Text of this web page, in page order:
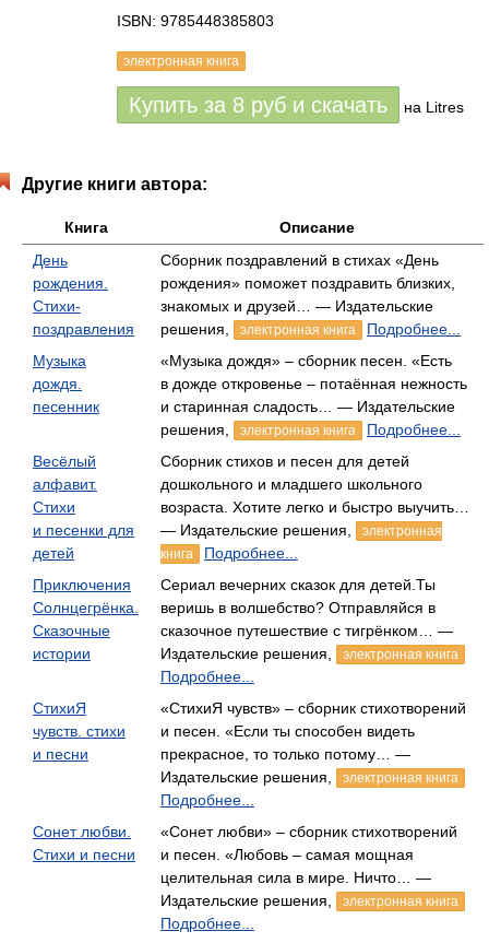
ISBN: 9785448385803
электронная книга
Купить за 8 руб и скачать на Litres
Другие книги автора:
Книга
Описание
День
рождения.
Стихи-
поздравления
Сборник поздравлений в стихах «День
рождения» поможет поздравить близких,
знакомых и друзей… — Издательские
решения,
электронная книга
Подробнее...
Музыка
дождя.
песенник
«Музыка дождя» – сборник песен. «Есть
в дожде откровенье – потаённая нежность
и старинная сладость… — Издательские
решения,
электронная книга
Подробнее...
Весёлый
алфавит.
Стихи
и песенки для
детей
Сборник стихов и песен для детей
дошкольного и младшего школьного
возраста. Хотите легко и быстро выучить…
— Издательские решения,
электронная
книга
Подробнее...
Приключения
Солнцегрёнка.
Сказочные
истории
Сериал вечерних сказок для детей.Ты
веришь в волшебство? Отправляйся в
сказочное путешествие с тигрёнком… —
Издательские решения,
электронная книга
Подробнее...
СтихиЯ
чувств. стихи
и песни
«СтихиЯ чувств» – сборник стихотворений
и песен. «Если ты способен видеть
прекрасное, то только потому… —
Издательские решения,
электронная книга
Подробнее...
Сонет любви.
Стихи и песни
«Сонет любви» – сборник стихотворений
и песен. «Любовь – самая мощная
целительная сила в мире. Ничто… —
Издательские решения,
электронная книга
Подробнее...